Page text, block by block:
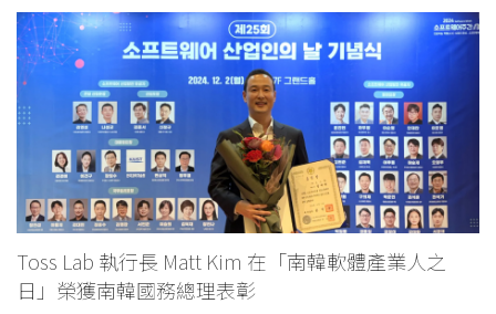
Toss Lab 執行長 Matt Kim 在「南韓軟體產業人之
日」榮獲南韓國務總理表彰